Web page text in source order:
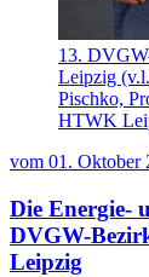
13.
Leipzig
Pischko,
HTWK
vom 01. Oktober
Die Energie-
DVGW-
Leipzig